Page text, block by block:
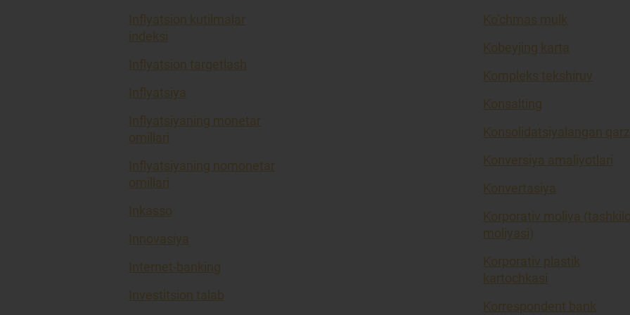
Inflyatsion kutilmalar
indeksi
Inflyatsion targetlash
Inflyatsiya
Inflyatsiyaning monetar
omillari
Inflyatsiyaning nomonetar
omillari
Inkasso
Innovasiya
Internet-banking
Investitsion talab
Ko’chmas mulk
Kobeyjing karta
Kompleks tekshiruv
Konsalting
Konsolidatsiyalangan qarz
Konversiya amaliyotlari
Konvertasiya
Korporativ moliya
moliyasi)
Korporativ plastik
kartochkasi
Korrespondent bank